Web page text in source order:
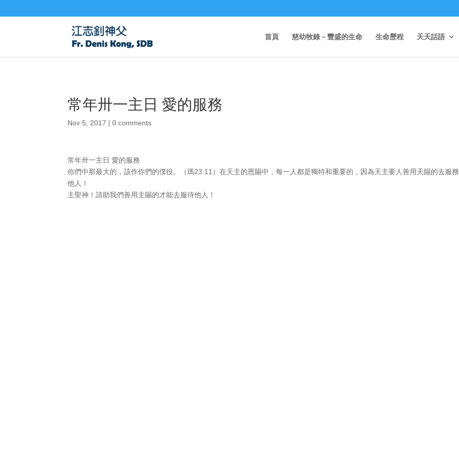
首頁 慈幼牧錄－豐盛的生命 生命歷程 天天話語
常年卅一主日 愛的服務
Nov 5, 2017 |0 comments
常年卅一主日 愛的服務
你們中那最大的，該作你們的僕役。（瑪23:11）在天主的恩賜中，每一人都是獨特和重要的，因為天主要人善用天賜的去服務
他人！
主聖神！請助我們善用主賜的才能去服侍他人！